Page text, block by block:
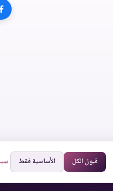
| الشروط قبول الكل الأساسية فقط